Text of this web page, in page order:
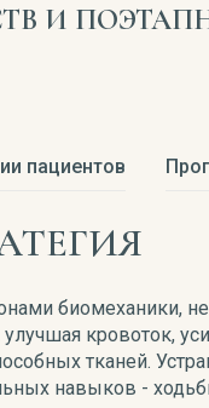
И
пациентов
биомеханики,
кровоток,
тканей.
навыков -